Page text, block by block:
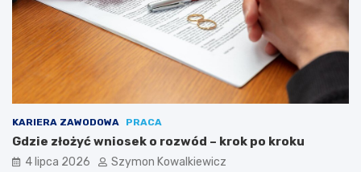
KARIERA ZAWODOWA PRACA
Gdzie złożyć wniosek o rozwód – krok po kroku
4 lipca 2026 Szymon Kowalkiewicz